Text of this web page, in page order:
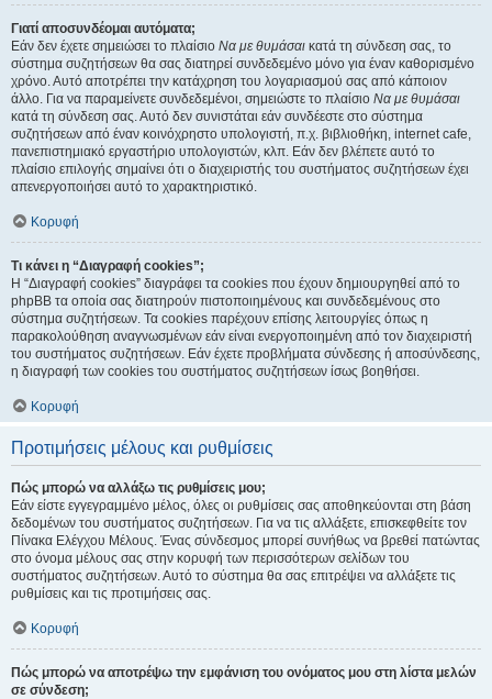
Γιατί αποσυνδέομαι αυτόματα;
Εάν δεν έχετε σημειώσει το πλαίσιο Να με θυμάσαι κατά τη σύνδεση σας, το
σύστημα συζητήσεων θα σας διατηρεί συνδεδεμένο μόνο για έναν καθορισμένο
χρόνο. Αυτό αποτρέπει την κατάχρηση του λογαριασμού σας από κάποιον
άλλο. Για να παραμείνετε συνδεδεμένοι, σημειώστε το πλαίσιο Να με θυμάσαι
κατά τη σύνδεση σας. Αυτό δεν συνιστάται εάν συνδέεστε στο σύστημα
συζητήσεων από έναν κοινόχρηστο υπολογιστή, π.χ. βιβλιοθήκη, internet cafe,
πανεπιστημιακό εργαστήριο υπολογιστών, κλπ. Εάν δεν βλέπετε αυτό το
πλαίσιο επιλογής σημαίνει ότι ο διαχειριστής του συστήματος συζητήσεων έχει
απενεργοποιήσει αυτό το χαρακτηριστικό.
Κορυφή
Τι κάνει η “Διαγραφή cookies”;
Η “Διαγραφή cookies” διαγράφει τα cookies που έχουν δημιουργηθεί από το
phpBB τα οποία σας διατηρούν πιστοποιημένους και συνδεδεμένους στο
σύστημα συζητήσεων. Τα cookies παρέχουν επίσης λειτουργίες όπως η
παρακολούθηση αναγνωσμένων εάν είναι ενεργοποιημένη από τον διαχειριστή
του συστήματος συζητήσεων. Εάν έχετε προβλήματα σύνδεσης ή αποσύνδεσης,
η διαγραφή των cookies του συστήματος συζητήσεων ίσως βοηθήσει.
Κορυφή
Προτιμήσεις μέλους και ρυθμίσεις
Πώς μπορώ να αλλάξω τις ρυθμίσεις μου;
Εάν είστε εγγεγραμμένο μέλος, όλες οι ρυθμίσεις σας αποθηκεύονται στη βάση
δεδομένων του συστήματος συζητήσεων. Για να τις αλλάξετε, επισκεφθείτε τον
Πίνακα Ελέγχου Μέλους. Ένας σύνδεσμος μπορεί συνήθως να βρεθεί πατώντας
στο όνομα μέλους σας στην κορυφή των περισσότερων σελίδων του
συστήματος συζητήσεων. Αυτό το σύστημα θα σας επιτρέψει να αλλάξετε τις
ρυθμίσεις και τις προτιμήσεις σας.
Κορυφή
Πώς μπορώ να αποτρέψω την εμφάνιση του ονόματος μου στη λίστα μελών
σε σύνδεση;